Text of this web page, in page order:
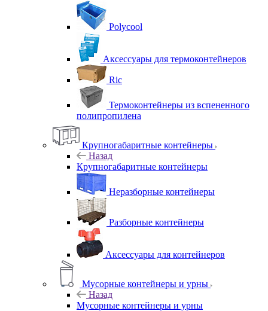
Polycool
Аксессуары для термоконтейнеров
Ric
Термоконтейнеры из вспененного
полипропилена
Крупногабаритные контейнеры
Назад
Крупногабаритные контейнеры
Неразборные контейнеры
Разборные контейнеры
Аксессуары для контейнеров
Мусорные контейнеры и урны
Назад
Мусорные контейнеры и урны